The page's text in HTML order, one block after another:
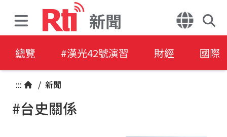
新聞
總覽 #漢光42號演習 財經 國際
::: / 新聞
#台史關係